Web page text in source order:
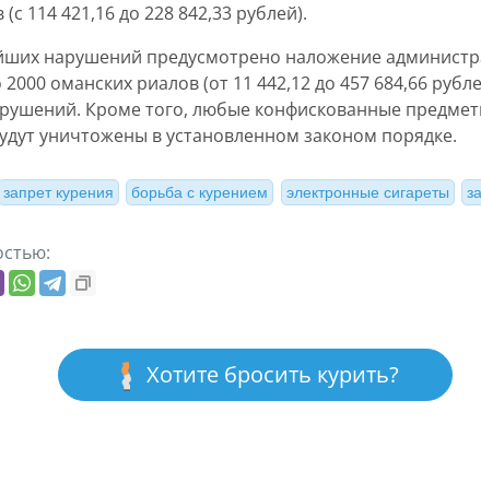
114 421,16 до 228 842,33 рублей).
нарушений предусмотрено наложение
оманских риалов (от 11 442,12 до 457 684,66
Кроме того, любые конфискованные
уничтожены в установленном законом порядке.
запрет курения борьба с курением электронные сигареты
Хотите бросить курить?